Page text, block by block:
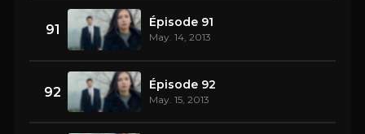
91 Épisode 91
May. 14, 2013
92 Épisode 92
May. 15, 2013